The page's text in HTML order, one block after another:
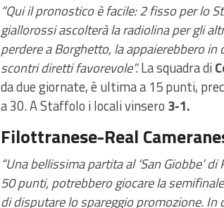
“Qui il pronostico è facile: 2 fisso per lo
giallorossi ascolterà la radiolina per gli
perdere a Borghetto, la appaierebbero
scontri diretti favorevole”.La squadra di
da due giornate, è ultima a 15 punti,
a 30. A Staffolo i locali vinsero 3-1.
Filottranese-Real
“Una bellissima partita al ‘San Giobbe’
50 punti, potrebbero giocare la
di disputare lo spareggio promozione. In